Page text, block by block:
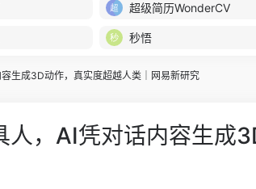
超级简历WonderCV
秒悟
生成3D动作，真实度超越人类｜网易新研究
人，AI凭对话内容生成